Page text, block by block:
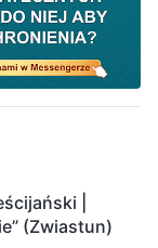
|
(Zwiastun)